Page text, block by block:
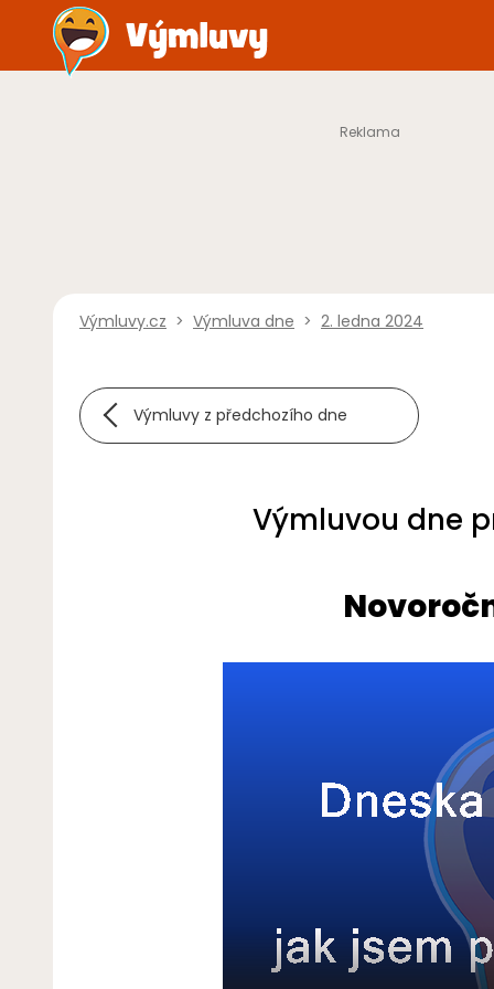
Výmluvy.cz > Výmluva dne > 2. ledna 2024
Výmluvy z předchozího dne
Výmluvou dne